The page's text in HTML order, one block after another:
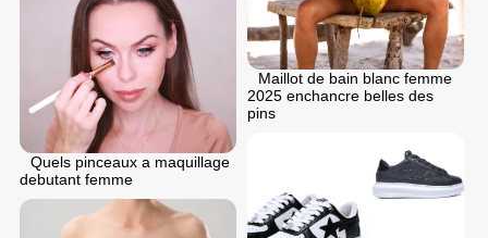
Maillot de bain blanc femme
2025 enchancre belles des
pins
Quels pinceaux a maquillage
debutant femme